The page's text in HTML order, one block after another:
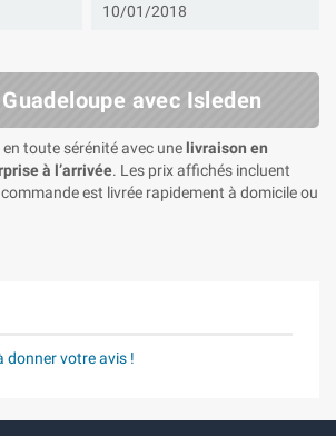
10/01/2018
avec Isleden
toute sérénité avec une livraison en
à l’arrivée. Les prix affichés incluent
est livrée rapidement à domicile ou
donner votre avis !